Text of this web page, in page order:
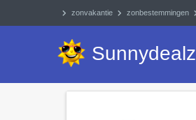
zonvakantie zonbestemmingen
Sunnydealz